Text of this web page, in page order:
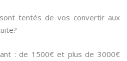
tentés de vos convertir aux
: de 1500€ et plus de 3000€